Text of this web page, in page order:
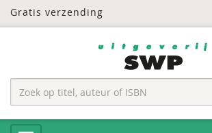
Gratis verzending